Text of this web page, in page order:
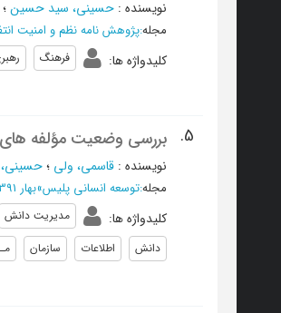
نویسنده : حسینی، سید حسین؛
مجله:پژوهش نامه نظم و امنیت
کلیدواژه ها: فرهنگ
5. بررسی وضعیت مؤلفه
نویسنده : قاسمی، ولی ؛
مجله:توسعه انسانی پلیس»بهار 1391 - شماره 40
کلیدواژه ها: مدیریت دانش
دانش
اطلاعات سازمان